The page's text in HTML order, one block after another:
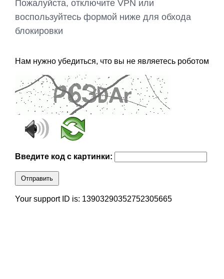
Пожалуйста, отключите VPN или
воспользуйтесь формой ниже для обхода
блокировки
Нам нужно убедиться, что вы не являетесь роботом
Введите код с картинки:
Отправить
Your support ID is: 13903290352752305665